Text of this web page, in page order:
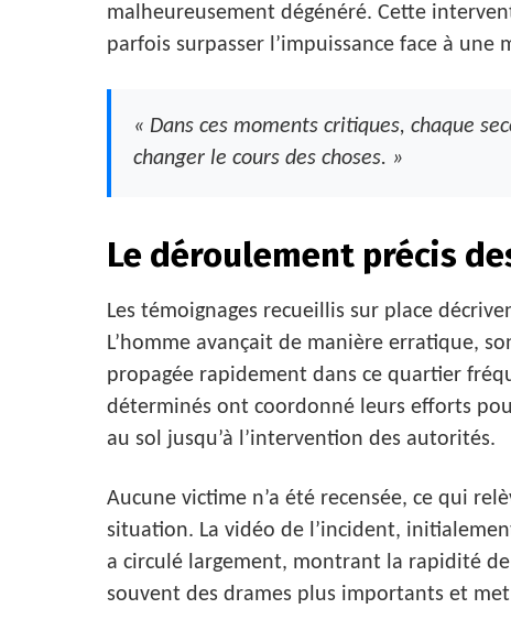
malheureusement dégénéré. Cette
parfois surpasser l’impuissance face à une
« Dans ces moments critiques, chaque
changer le cours des choses. »
Le déroulement précis
Les témoignages recueillis sur place
L’homme avançait de manière erratique,
propagée rapidement dans ce quartier
déterminés ont coordonné leurs efforts
au sol jusqu’à l’intervention des autorités.
Aucune victime n’a été recensée, ce qui
situation. La vidéo de l’incident,
a circulé largement, montrant la rapidité
souvent des drames plus importants et